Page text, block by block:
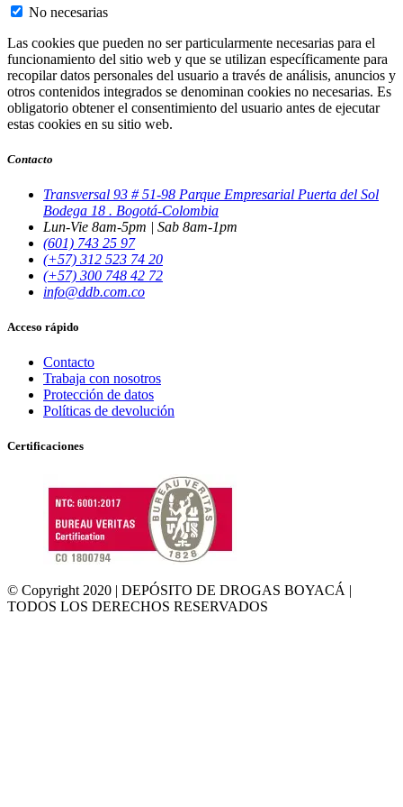
No necesarias
Las cookies que pueden no ser particularmente necesarias para el
funcionamiento del sitio web y que se utilizan específicamente para
recopilar datos personales del usuario a través de análisis, anuncios y
otros contenidos integrados se denominan cookies no necesarias. Es
obligatorio obtener el consentimiento del usuario antes de ejecutar
estas cookies en su sitio web.
Contacto
Transversal 93 # 51-98 Parque Empresarial Puerta del Sol
Bodega 18 . Bogotá-Colombia
Lun-Vie 8am-5pm | Sab 8am-1pm
(601) 743 25 97
(+57) 312 523 74 20
(+57) 300 748 42 72
info@ddb.com.co
Acceso rápido
Contacto
Trabaja con nosotros
Protección de datos
Políticas de devolución
Certificaciones
© Copyright 2020 | DEPÓSITO DE DROGAS BOYACÁ |
TODOS LOS DERECHOS RESERVADOS